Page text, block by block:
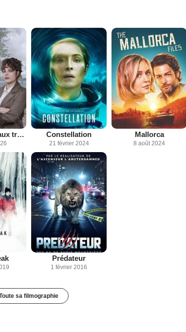
Meurtres en eaux troubles : L'arbre à souhaits Constellation
21 février 2024
Mallorca
8 août 2024
Prédateur
1 février 2016
sa filmographie